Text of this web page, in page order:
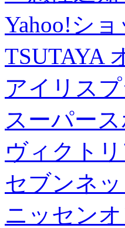
Yahoo!シ
TSUTAYA
アイリス
スーパー
ヴィクト
セブンネ
ニッセン